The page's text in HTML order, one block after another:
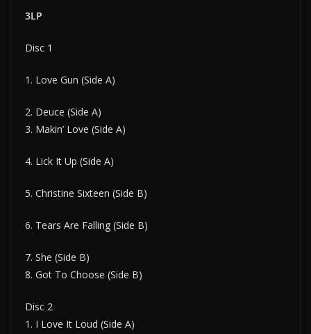
3LP
Disc 1
1. Love Gun (Side A)
2. Deuce (Side A)
3. Makin’ Love (Side A)
4. Lick It Up (Side A)
5. Christine Sixteen (Side B)
6. Tears Are Falling (Side B)
7. She (Side B)
8. Got To Choose (Side B)
Disc 2
1. I Love It Loud (Side A)